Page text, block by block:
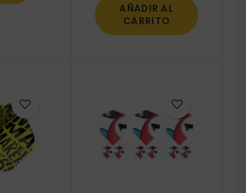
AÑADIR AL
CARRITO